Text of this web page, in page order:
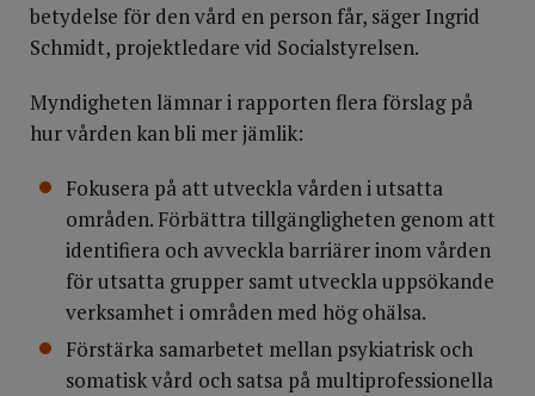
betydelse för den vård en person får, säger Ingrid
Schmidt, projektledare vid Socialstyrelsen.
Myndigheten lämnar i rapporten flera förslag på
hur vården kan bli mer jämlik:
Fokusera på att utveckla vården i utsatta
områden. Förbättra tillgängligheten genom att
identifiera och avveckla barriärer inom vården
för utsatta grupper samt utveckla uppsökande
verksamhet i områden med hög ohälsa.
Förstärka samarbetet mellan psykiatrisk och
somatisk vård och satsa på multiprofessionella